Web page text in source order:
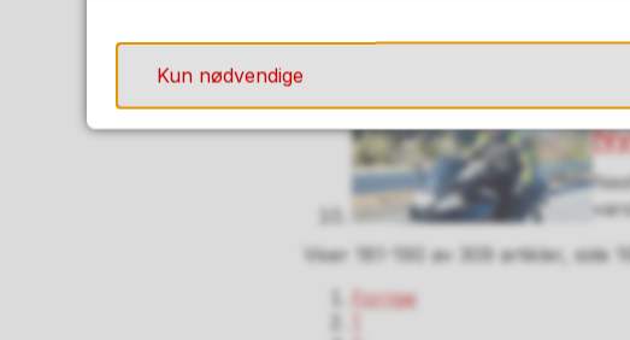
De
Viser
181-190 av 309 artikler, side
Forrige
Kun nødvendige